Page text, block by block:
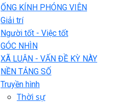
ỐNG KÍNH PHÓNG VIÊN
Giải trí
Người tốt - Việc tốt
GÓC NHÌN
XÃ LUẬN - VẤN ĐỀ KỲ NÀY
NỀN TẢNG SỐ
Truyền hình
Thời sự